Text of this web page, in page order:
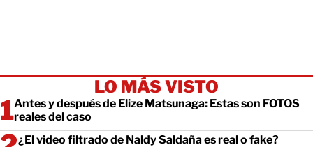
LO MÁS VISTO
Antes y después de Elize Matsunaga: Estas son FOTOS
reales del caso
¿El video filtrado de Naldy Saldaña es real o fake?